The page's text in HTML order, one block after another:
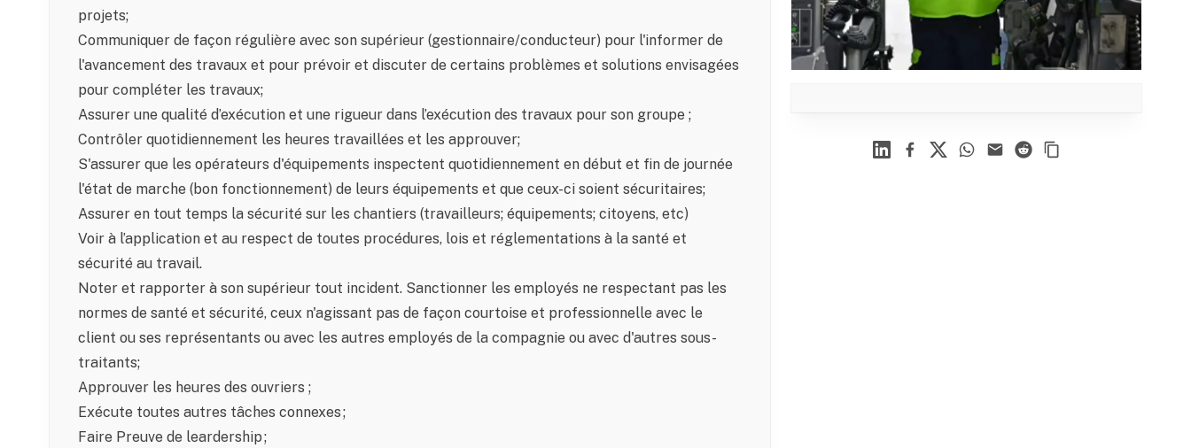
LinkedinFacebook
X WhatsApp
Mail Reddit
projets;
Communiquer de façon régulière avec son supérieur (gestionnaire/conducteur) pour l'informer de
l'avancement des travaux et pour prévoir et discuter de certains problèmes et solutions envisagées
pour compléter les travaux;
Assurer une qualité d’exécution et une rigueur dans l’exécution des travaux pour son groupe ;
Contrôler quotidiennement les heures travaillées et les approuver;
S'assurer que les opérateurs d'équipements inspectent quotidiennement en début et fin de journée
l'état de marche (bon fonctionnement) de leurs équipements et que ceux-ci soient sécuritaires;
Assurer en tout temps la sécurité sur les chantiers (travailleurs; équipements; citoyens, etc)
Voir à l’application et au respect de toutes procédures, lois et réglementations à la santé et
sécurité au travail.
Noter et rapporter à son supérieur tout incident. Sanctionner les employés ne respectant pas les
normes de santé et sécurité, ceux n'agissant pas de façon courtoise et professionnelle avec le
client ou ses représentants ou avec les autres employés de la compagnie ou avec d'autres sous-
traitants;
Approuver les heures des ouvriers ;
Exécute toutes autres tâches connexes ;
Faire Preuve de leardership ;